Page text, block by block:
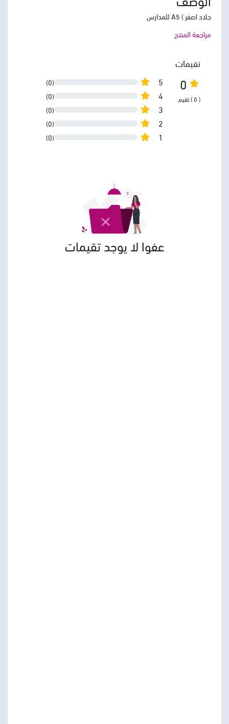
جلاد اصفر ) A5 للمدارس
مراجعة المنتج
تقيمات
0
( 0 ) تقيم
5
(0)
4
(0)
3
(0)
2
(0)
1
(0)
عفوا لا يوجد تقيمات